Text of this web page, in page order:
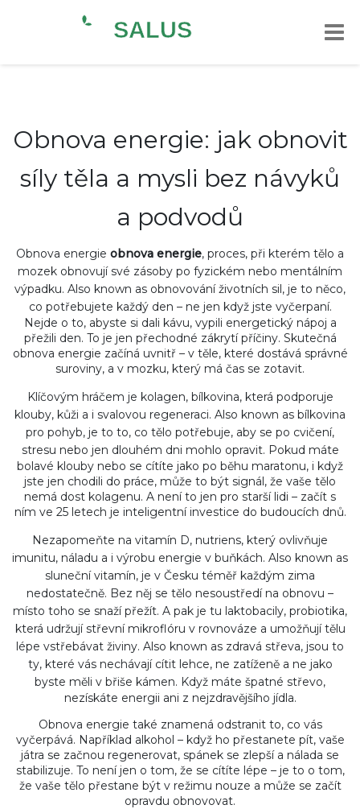
Obnova energie: jak obnovit
síly těla a mysli bez návyků
a podvodů
Obnova energie obnova energie, proces, při kterém tělo a
mozek obnovují své zásoby po fyzickém nebo mentálním
výpadku. Also known as obnovování životních sil, je to něco,
co potřebujete každý den – ne jen když jste vyčerpaní.
Nejde o to, abyste si dali kávu, vypili energetický nápoj a
přežili den. To je jen přechodné zákrytí příčiny. Skutečná
obnova energie začíná uvnitř – v těle, které dostává správné
suroviny, a v mozku, který má čas se zotavit.
Klíčovým hráčem je kolagen, bílkovina, která podporuje
klouby, kůži a i svalovou regeneraci. Also known as bílkovina
pro pohyb, je to to, co tělo potřebuje, aby se po cvičení,
stresu nebo jen dlouhém dni mohlo opravit. Pokud máte
bolavé klouby nebo se cítíte jako po běhu maratonu, i když
jste jen chodili do práce, může to být signál, že vaše tělo
nemá dost kolagenu. A není to jen pro starší lidi – začít s
ním ve 25 letech je inteligentní investice do budoucích dnů.
Nezapomeňte na vitamín D, nutriens, který ovlivňuje
imunitu, náladu a i výrobu energie v buňkách. Also known as
sluneční vitamín, je v Česku téměř každým zima
nedostatečně. Bez něj se tělo nesoustředí na obnovu –
místo toho se snaží přežít. A pak je tu laktobacily, probiotika,
která udržují střevní mikroflóru v rovnováze a umožňují tělu
lépe vstřebávat živiny. Also known as zdravá střeva, jsou to
ty, které vás nechávají cítit lehce, ne zatíženě a ne jako
byste měli v břiše kámen. Když máte špatné střevo,
nezískáte energii ani z nejzdravějšího jídla.
Obnova energie také znamená odstranit to, co vás
vyčerpává. Například alkohol – když ho přestanete pít, vaše
játra se začnou regenerovat, spánek se zlepší a nálada se
stabilizuje. To není jen o tom, že se cítíte lépe – je to o tom,
že vaše tělo přestane být v režimu nouze a může se začít
opravdu obnovovat.